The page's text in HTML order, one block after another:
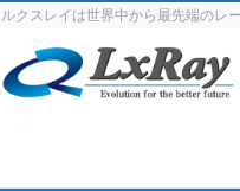
ルクスレイは世界中から最先端のレ